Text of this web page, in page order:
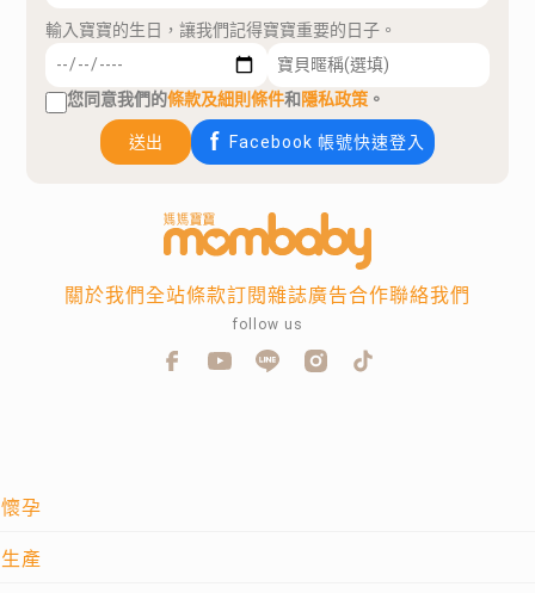
輸入寶寶的生日，讓我們記得寶寶重要的日子。
您同意我們的條款及細則條件和隱私政策 。
送出 Facebook 帳號快速登入
懷孕
生產
關於我們全站條款訂閱雜誌廣告合作聯絡我們
follow us